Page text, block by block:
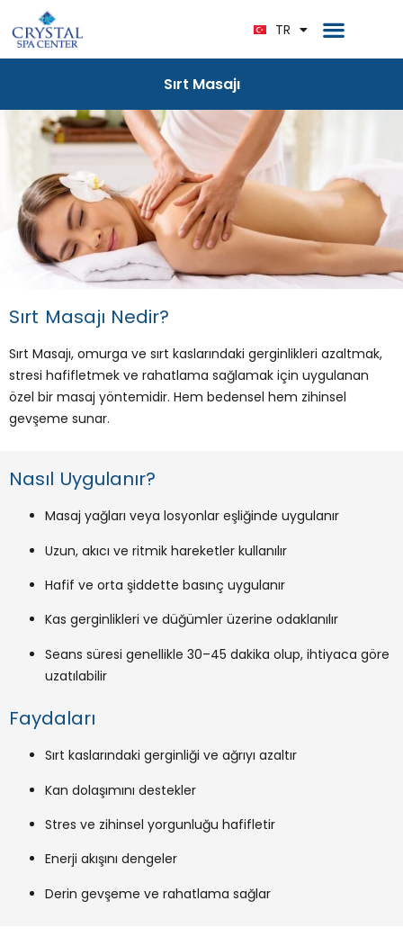
TR
DE
Sırt Masajı
Sırt Masajı Nedir?
Sırt Masajı, omurga ve sırt kaslarındaki gerginlikleri azaltmak,
stresi hafifletmek ve rahatlama sağlamak için uygulanan
özel bir masaj yöntemidir. Hem bedensel hem zihinsel
gevşeme sunar.
Nasıl Uygulanır?
Masaj yağları veya losyonlar eşliğinde uygulanır
Uzun, akıcı ve ritmik hareketler kullanılır
Hafif ve orta şiddette basınç uygulanır
Kas gerginlikleri ve düğümler üzerine odaklanılır
Seans süresi genellikle 30–45 dakika olup, ihtiyaca göre
uzatılabilir
Faydaları
Sırt kaslarındaki gerginliği ve ağrıyı azaltır
Kan dolaşımını destekler
Stres ve zihinsel yorgunluğu hafifletir
Enerji akışını dengeler
Derin gevşeme ve rahatlama sağlar